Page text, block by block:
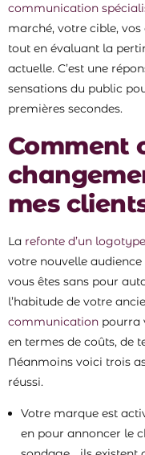
communication
marché, votre cible,
tout en évaluant la
actuelle. C’est une
sensations du public
premières secondes.
Comment
mes
La refonte d’un logotype
votre nouvelle
vous êtes sans pour
l’habitude de votre
communication pourra
en termes de coûts, de
Néanmoins voici trois
réussi.
Votre marque est
en pour annoncer le